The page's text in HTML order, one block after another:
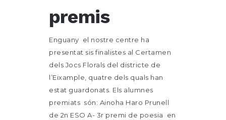
premis
Enguany el nostre centre ha
presentat sis finalistes al Certamen
dels Jocs Florals del districte de
l’Eixample, quatre dels quals han
estat guardonats. Els alumnes
premiats són: Ainoha Haro Prunell
de 2n ESO A- 3r premi de poesia en